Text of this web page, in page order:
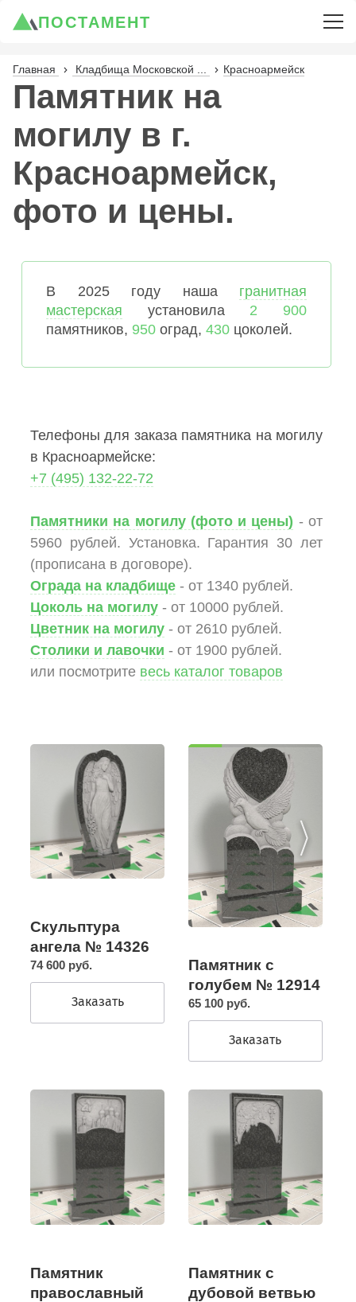
ПОСТАМЕНТ
Главная Кладбища Московской ... Красноармейск
Памятник на
могилу в г.
Красноармейск,
фото и цены.
В 2025 году наша гранитная
мастерская установила 2 900
памятников, 950 оград, 430 цоколей.
Телефоны для заказа памятника на могилу
в Красноармейске:
+7 (495) 132-22-72
Памятники на могилу (фото и цены) - от
5960 рублей. Установка. Гарантия 30 лет
(прописана в договоре).
Ограда на кладбище - от 1340 рублей.
Цоколь на могилу - от 10000 рублей.
Цветник на могилу - от 2610 рублей.
Столики и лавочки - от 1900 рублей.
или посмотрите весь каталог товаров
Скульптура
ангела № 14326
74 600 руб.
Заказать
Памятник с
голубем № 12914
65 100 руб.
Заказать
Памятник
православный
Памятник с
дубовой ветвью